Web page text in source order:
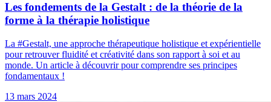
Les fondements de la Gestalt : de la théorie de la
forme à la thérapie holistique
La #Gestalt, une approche thérapeutique holistique et expérientielle
pour retrouver fluidité et créativité dans son rapport à soi et au
monde. Un article à découvrir pour comprendre ses principes
fondamentaux !
13 mars 2024